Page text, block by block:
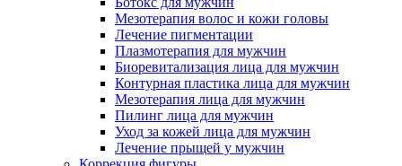
Мезотерапия волос и кожи головы
Лечение пигментации
Плазмотерапия для мужчин
Биоревитализация лица для мужчин
Контурная пластика лица для мужчин
Мезотерапия лица для мужчин
Пилинг лица для мужчин
Уход за кожей лица для мужчин
Лечение прыщей у мужчин